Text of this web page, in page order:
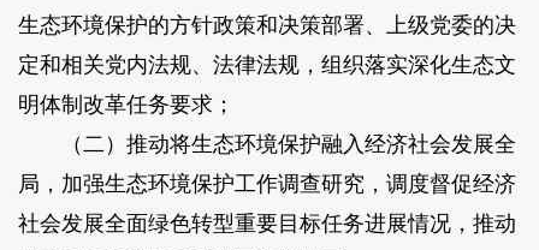
生态环境保护的方针政策和决策部署、上级党委的决
定和相关党内法规、法律法规，组织落实深化生态文
明体制改革任务要求；
（二）推动将生态环境保护融入经济社会发展全
局，加强生态环境保护工作调查研究，调度督促经济
社会发展全面绿色转型重要目标任务进展情况，推动